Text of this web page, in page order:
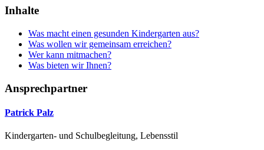
Inhalte
Was macht einen gesunden Kindergarten aus?
Was wollen wir gemeinsam erreichen?
Wer kann mitmachen?
Was bieten wir Ihnen?
Ansprechpartner
Patrick Palz
Kindergarten- und Schulbegleitung, Lebensstil